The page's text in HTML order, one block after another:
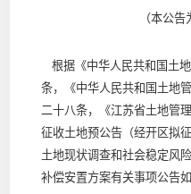
（本公告
根据《中华人民共和国土
条，《中华人民共和国土地
二十八条，《江苏省土地管
征收土地预公告（经开区拟
土地现状调查和社会稳定风
补偿安置方案有关事项公告如